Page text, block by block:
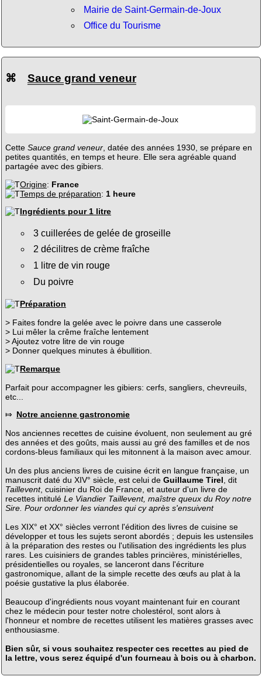
Mairie de Saint-Germain-de-Joux
Office du Tourisme
⌘ Sauce grand veneur
Cette Sauce grand veneur, datée des années 1930, se prépare en
petites quantités, en temps et heure. Elle sera agréable quand
partagée avec des gibiers.
Origine: France
Temps de préparation: 1 heure
Ingrédients pour 1 litre
3 cuillerées de gelée de groseille
2 décilitres de crème fraîche
1 litre de vin rouge
Du poivre
Préparation
> Faites fondre la gelée avec le poivre dans une casserole
> Lui mêler la crême fraîche lentement
> Ajoutez votre litre de vin rouge
> Donner quelques minutes à ébullition.
Remarque
Parfait pour accompagner les gibiers: cerfs, sangliers, chevreuils,
etc...
⤇ Notre ancienne gastronomie
Nos anciennes recettes de cuisine évoluent, non seulement au gré
des années et des goûts, mais aussi au gré des familles et de nos
cordons-bleus familiaux qui les mitonnent à la maison avec amour.
Un des plus anciens livres de cuisine écrit en langue française, un
manuscrit daté du XIV° siècle, est celui de Guillaume Tirel , dit
Taillevent, cuisinier du Roi de France, et auteur d'un livre de
recettes intitulé Le Viandier Taillevent, maîstre queux du Roy notre
Sire. Pour ordonner les viandes qui cy après s'ensuivent
Les XIX° et XX° siècles verront l'édition des livres de cuisine se
développer et tous les sujets seront abordés ; depuis les ustensiles
à la préparation des restes ou l'utilisation des ingrédients les plus
rares. Les cuisiniers de grandes tables princières, ministérielles,
présidentielles ou royales, se lanceront dans l'écriture
gastronomique, allant de la simple recette des œufs au plat à la
poésie gustative la plus élaborée.
Beaucoup d'ingrédients nous voyant maintenant fuir en courant
chez le médecin pour tester notre cholestérol, sont alors à
l'honneur et nombre de recettes utilisent les matières grasses avec
enthousiasme.
Bien sûr, si vous souhaitez respecter ces recettes au pied de
la lettre, vous serez équipé d'un fourneau à bois ou à charbon.